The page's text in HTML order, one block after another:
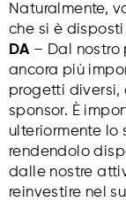
Naturalmente,
che si è disposti
DA– Dal nostro
ancora più
progetti diversi,
sponsor. È
ulteriormente lo
rendendolo
dalle nostre
reinvestire nel